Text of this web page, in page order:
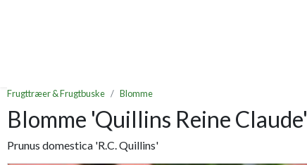
Frugttræer & Frugtbuske Blomme
Blomme 'Quillins Reine Claude'
Prunus domestica 'R.C. Quillins'